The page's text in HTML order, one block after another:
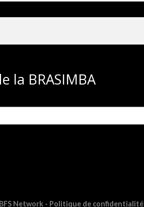
la BRASIMBA
Network - Politique de confidentialité